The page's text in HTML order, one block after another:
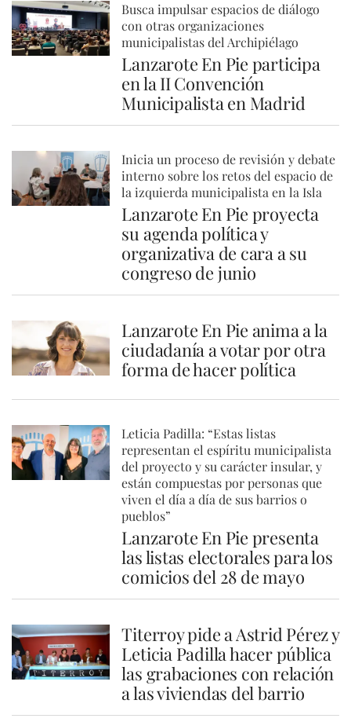
Busca impulsar espacios de diálogo
con otras organizaciones
municipalistas del Archipiélago
Lanzarote En Pie participa
en la II Convención
Municipalista en Madrid
Inicia un proceso de revisión y debate
interno sobre los retos del espacio de
la izquierda municipalista en la Isla
Lanzarote En Pie proyecta
su agenda política y
organizativa de cara a su
congreso de junio
Lanzarote En Pie anima a la
ciudadanía a votar por otra
forma de hacer política
Leticia Padilla: “Estas listas
representan el espíritu municipalista
del proyecto y su carácter insular, y
están compuestas por personas que
viven el día a día de sus barrios o
pueblos”
Lanzarote En Pie presenta
las listas electorales para los
comicios del 28 de mayo
Titerroy pide a Astrid Pérez y
Leticia Padilla hacer pública
las grabaciones con relación
a las viviendas del barrio